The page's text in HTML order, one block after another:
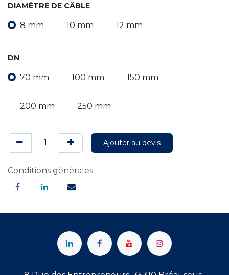
DIAMÈTRE DE CÂBLE
8 mm 10 mm 12 mm
DN
70 mm 100 mm 150 mm
200 mm 250 mm
Ajouter au devis
Conditions générales